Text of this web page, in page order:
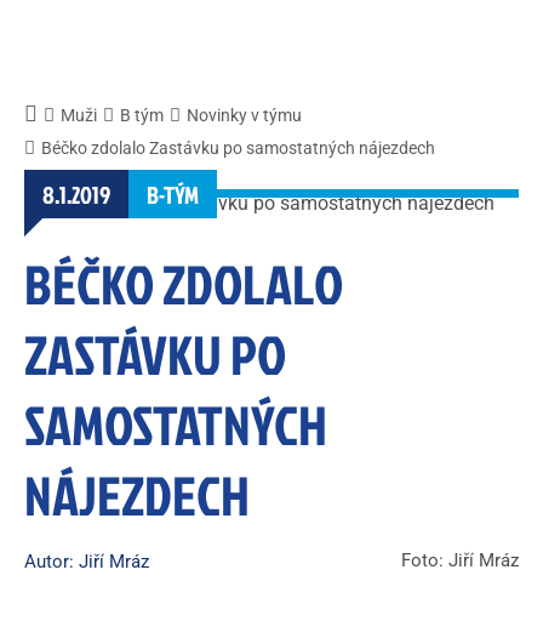
Muži B tým
Novinky v týmu
Béčko zdolalo Zastávku po samostatných nájezdech
8.1.2019 B-TÝM
BÉČKO ZDOLALO
ZASTÁVKU PO
SAMOSTATNÝCH
NÁJEZDECH
Autor: Jiří Mráz Foto: Jiří Mráz